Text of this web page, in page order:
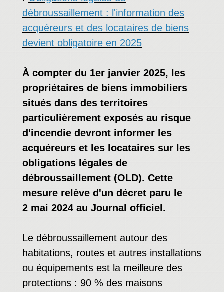
débroussaillement : l'information des
acquéreurs et des locataires de biens
devient obligatoire en 2025
À compter du 1er janvier 2025, les
propriétaires de biens immobiliers
situés dans des territoires
particulièrement exposés au risque
d'incendie devront informer les
acquéreurs et les locataires sur les
obligations légales de
débroussaillement (OLD). Cette
mesure relève d'un décret paru le
2 mai 2024 au Journal officiel.
Le débroussaillement autour des
habitations, routes et autres installations
ou équipements est la meilleure des
protections : 90 % des maisons